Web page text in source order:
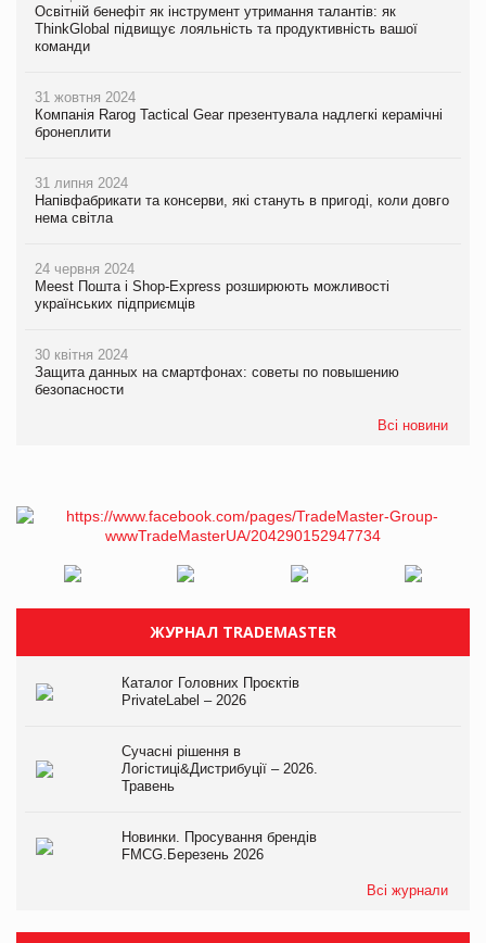
Освітній бенефіт як інструмент утримання талантів: як
ThinkGlobal підвищує лояльність та продуктивність вашої
команди
31 жовтня 2024
Компанія Rarog Tactical Gear презентувала надлегкі керамічні
бронеплити
31 липня 2024
Напівфабрикати та консерви, які стануть в пригоді, коли довго
нема світла
24 червня 2024
Meest Пошта і Shop-Express розширюють можливості
українських підприємців
30 квітня 2024
Защита данных на смартфонах: советы по повышению
безопасности
Всі новини
ЖУРНАЛ TRADEMASTER
Каталог Головних Проєктів
PrivateLabel – 2026
Сучасні рішення в
Логістиці&Дистрибуції – 2026.
Травень
Новинки. Просування брендів
FMCG.Березень 2026
Всі журнали